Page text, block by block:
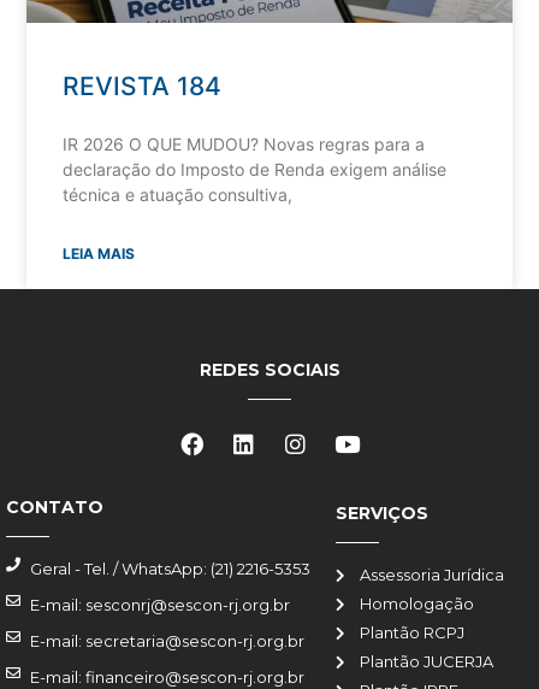
REVISTA 184
IR 2026 O QUE MUDOU? Novas regras para a
declaração do Imposto de Renda exigem análise
técnica e atuação consultiva,
LEIA MAIS
SERVIÇOS
Assessoria Jurídica
Homologação
Plantão RCPJ
Plantão JUCERJA
CONTATO
Geral - Tel. / WhatsApp: (21) 2216-5353
E-mail: sesconrj@sescon-rj.org.br
E-mail: secretaria@sescon-rj.org.br
E-mail: financeiro@sescon-rj.org.br
REDES SOCIAIS